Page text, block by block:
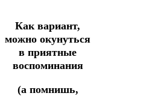
Как вариант,
можно окунуться
в приятные
воспоминания
(а помнишь,